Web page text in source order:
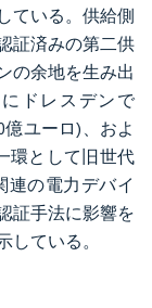
ている。供給側
証済みの第二供
の余地を生み出
ドレスデンで
億ユーロ)、およ
環として旧世代
連の電力デバイ
証手法に影響を
ている。